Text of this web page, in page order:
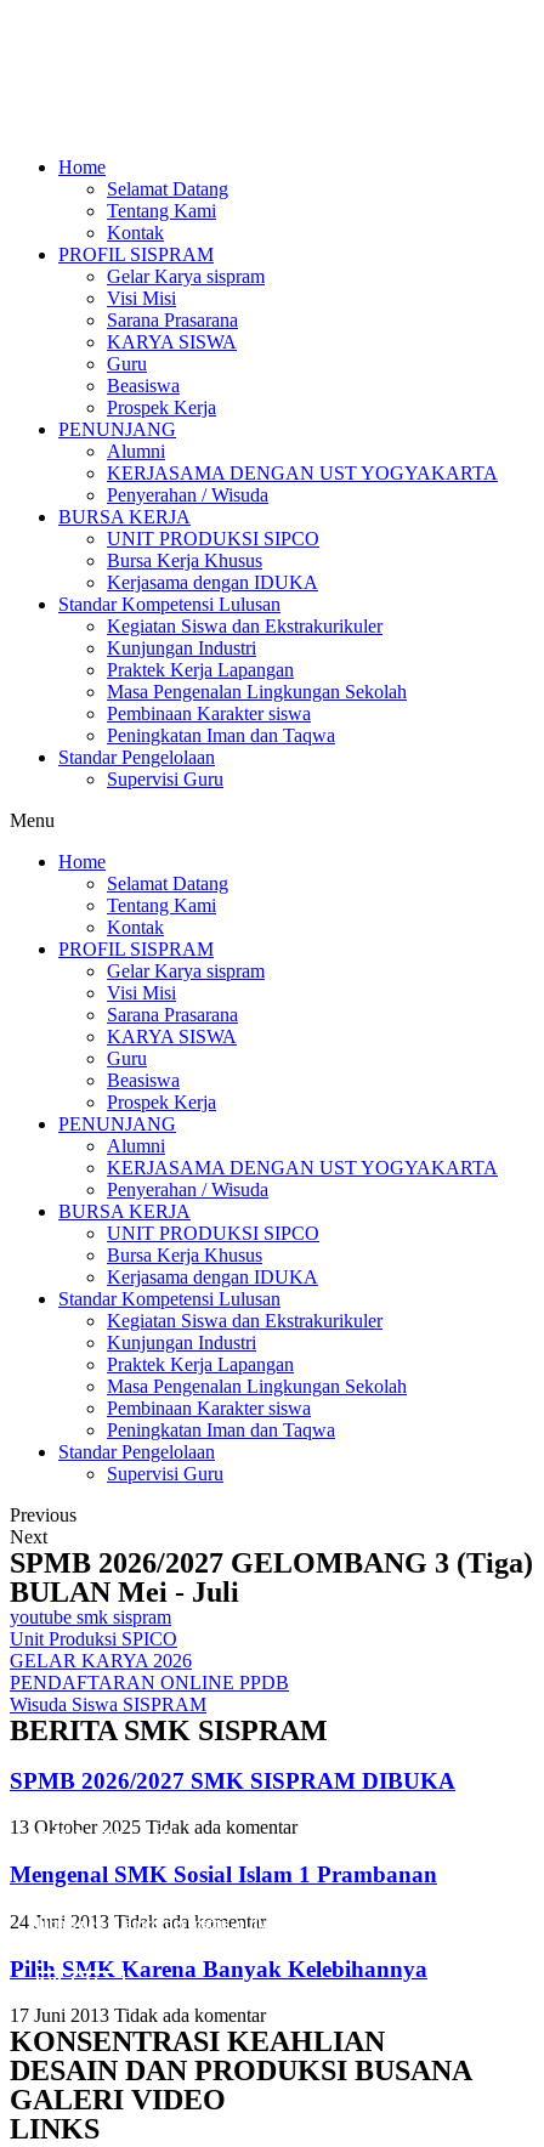
Home
Selamat Datang
Tentang Kami
Kontak
PROFIL SISPRAM
Gelar Karya sispram
Visi Misi
Sarana Prasarana
KARYA SISWA
Guru
Beasiswa
Prospek Kerja
PENUNJANG
Alumni
KERJASAMA DENGAN UST YOGYAKARTA
Penyerahan / Wisuda
BURSA KERJA
UNIT PRODUKSI SIPCO
Bursa Kerja Khusus
Kerjasama dengan IDUKA
Standar Kompetensi Lulusan
Kegiatan Siswa dan Ekstrakurikuler
Kunjungan Industri
Praktek Kerja Lapangan
Masa Pengenalan Lingkungan Sekolah
Pembinaan Karakter siswa
Peningkatan Iman dan Taqwa
Standar Pengelolaan
Supervisi Guru
Menu
Home
Selamat Datang
Tentang Kami
Kontak
PROFIL SISPRAM
Gelar Karya sispram
Visi Misi
Sarana Prasarana
KARYA SISWA
Guru
Beasiswa
Prospek Kerja
PENUNJANG
Alumni
KERJASAMA DENGAN UST YOGYAKARTA
Penyerahan / Wisuda
BURSA KERJA
UNIT PRODUKSI SIPCO
Bursa Kerja Khusus
Kerjasama dengan IDUKA
Standar Kompetensi Lulusan
Kegiatan Siswa dan Ekstrakurikuler
Kunjungan Industri
Praktek Kerja Lapangan
Masa Pengenalan Lingkungan Sekolah
Pembinaan Karakter siswa
Peningkatan Iman dan Taqwa
Standar Pengelolaan
Supervisi Guru
Slide Heading
luctus nec ullamcorper mattis, pulvinar dapibus leo.
Click Here
Slide Heading
luctus nec ullamcorper mattis, pulvinar dapibus leo.
Click Here
Slide Heading
luctus nec ullamcorper mattis, pulvinar dapibus leo.
Click Here
Previous
Next
SPMB 2026/2027 GELOMBANG 3 (Tiga)
BULAN Mei - Juli
youtube smk sispram
Unit Produksi SPICO
GELAR KARYA 2026
PENDAFTARAN ONLINE PPDB
Wisuda Siswa SISPRAM
BERITA SMK SISPRAM
SPMB 2026/2027 SMK SISPRAM DIBUKA
13 Oktober 2025 Tidak ada komentar
Mengenal SMK Sosial Islam 1 Prambanan
24 Juni 2013 Tidak ada komentar
Pilih SMK Karena Banyak Kelebihannya
17 Juni 2013 Tidak ada komentar
KONSENTRASI KEAHLIAN
DESAIN DAN PRODUKSI BUSANA
GALERI VIDEO
LINKS